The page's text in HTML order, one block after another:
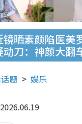
镜晒素颜陷医美
刀：神颜大翻
题 娱乐
2026.06.19